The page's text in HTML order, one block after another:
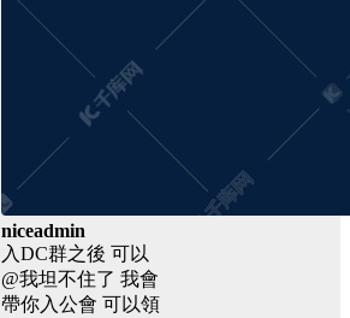
niceadmin
入DC群之後 可以
@我坦不住了 我會
帶你入公會 可以領